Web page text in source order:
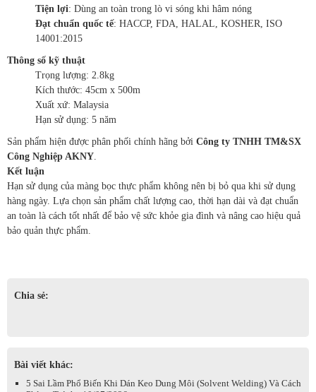
Tiện lợi: Dùng an toàn trong lò vi sóng khi hâm nóng
Đạt chuẩn quốc tế: HACCP, FDA, HALAL, KOSHER, ISO
14001:2015
Thông số kỹ thuật
Trọng lượng: 2.8kg
Kích thước: 45cm x 500m
Xuất xứ: Malaysia
Hạn sử dụng: 5 năm
Sản phẩm hiện được phân phối chính hãng bởi Công ty TNHH TM&SX
Công Nghiệp AKNY.
Kết luận
Hạn sử dụng của màng bọc thực phẩm không nên bị bỏ qua khi sử dụng
hàng ngày. Lựa chọn sản phẩm chất lượng cao, thời hạn dài và đạt chuẩn
an toàn là cách tốt nhất để bảo vệ sức khỏe gia đình và nâng cao hiệu quả
bảo quản thực phẩm.
Chia sẻ:
Bài viết khác:
5 Sai Lầm Phổ Biến Khi Dán Keo Dung Môi (Solvent Welding) Và Cách